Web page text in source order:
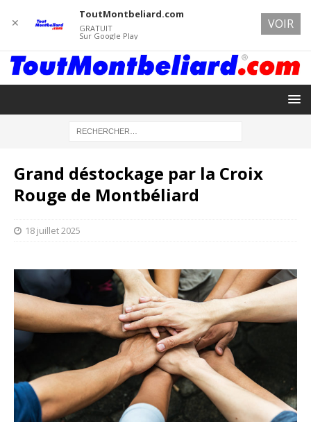
Grand déstockage par la Croix
Rouge de Montbéliard
18 juillet 2025
✕
ToutMontbeliard.com
GRATUIT
Sur Google Play
VOIR